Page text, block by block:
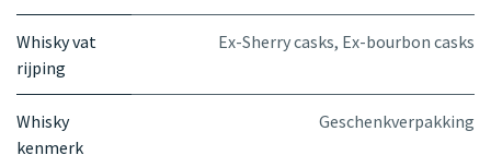
Whisky vat
rijping
Ex-Sherry casks, Ex-bourbon casks
Whisky
kenmerk
Geschenkverpakking